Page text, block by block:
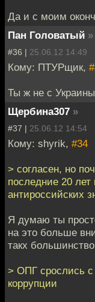
Да и с моим
Пан Головатый »
#36 | 25.06.12 14:49
Кому: ПТУРщик,
Ты ж не с
Щербина307 »
#37 | 25.06.12 14:54
Кому: shyrik, #34
> согласен, но
последние 20
антироссийских
Я думаю ты
на это больше
такх
> ОПГ срослись с
коррупции